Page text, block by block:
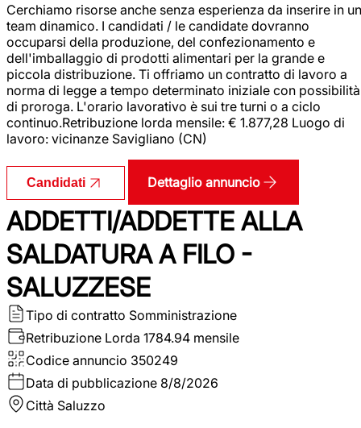
Cerchiamo risorse anche senza esperienza da inserire in un
team dinamico. I candidati / le candidate dovranno
occuparsi della produzione, del confezionamento e
dell'imballaggio di prodotti alimentari per la grande e
piccola distribuzione. Ti offriamo un contratto di lavoro a
norma di legge a tempo determinato iniziale con possibilità
di proroga. L'orario lavorativo è sui tre turni o a ciclo
continuo.Retribuzione lorda mensile: € 1.877,28 Luogo di
lavoro: vicinanze Savigliano (CN)
Candidati Dettaglio annuncio
ADDETTI/ADDETTE ALLA
SALDATURA A FILO -
SALUZZESE
Tipo di contratto Somministrazione
Retribuzione Lorda 1784.94 mensile
Codice annuncio 350249
Data di pubblicazione 8/8/2026
Città Saluzzo